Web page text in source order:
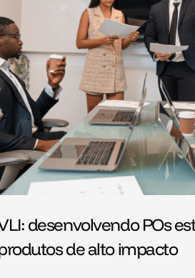
desenvolvendo POs
de alto impacto